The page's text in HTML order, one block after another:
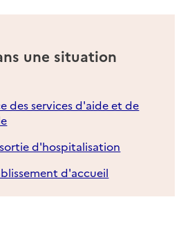
une situation
des services d'aide et de
d'hospitalisation
d'accueil